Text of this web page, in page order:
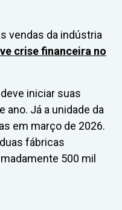
vendas da indústria
crise financeira no
iniciar suas
ano. Já a unidade da
em março de 2026.
fábricas
500 mil